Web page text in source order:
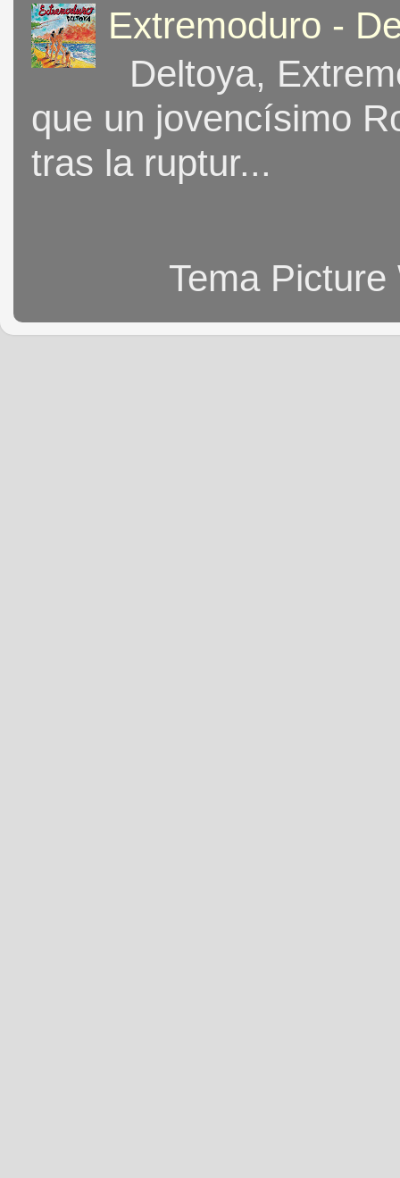
Extremoduro -
Deltoya,
que un jovencísimo
tras la ruptur...
Tema